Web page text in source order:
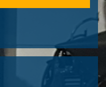
Contact
Volvo verkopen?
Niet gevonden?